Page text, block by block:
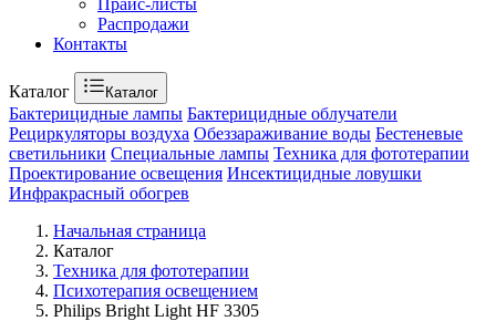
Прайс-листы
Распродажи
Контакты
Каталог Каталог
Бактерицидные лампы Бактерицидные облучатели
Рециркуляторы воздуха Обеззараживание воды Бестеневые
светильники Специальные лампы Техника для фототерапии
Проектирование освещения Инсектицидные ловушки
Инфракрасный обогрев
Начальная страница
Каталог
Техника для фототерапии
Психотерапия освещением
Philips Bright Light HF 3305